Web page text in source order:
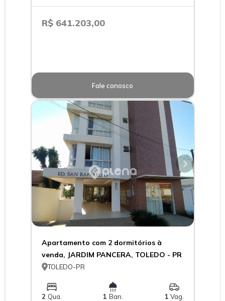
R$ 641.203,00
Fale conosco
Apartamento com 2 dormitórios à
venda, JARDIM PANCERA, TOLEDO - PR
TOLEDO-PR
2 Qua. 1Ban. 1 Vag.